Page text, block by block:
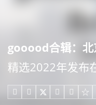
gooood合辑：北
精选2022年发布
   